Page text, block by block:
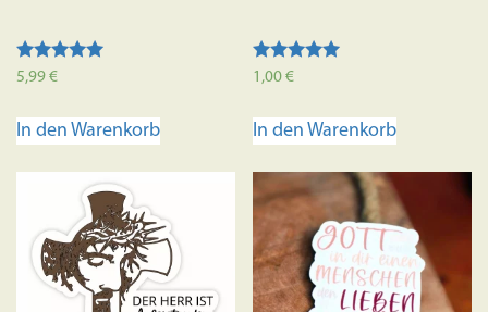
Bewertet mit
5,99€
In den Warenkorb
Bewertet mit
1,00€
In den Warenkorb